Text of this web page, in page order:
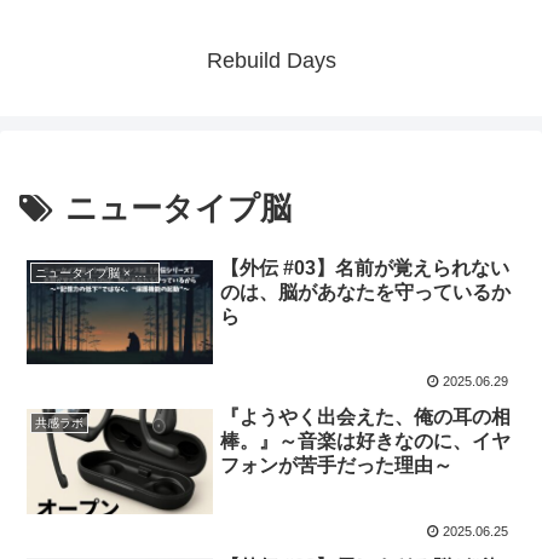
Rebuild Days
ニュータイプ脳
ニュータイプ脳 × クロスドミナンス 外伝
【外伝 #03】名前が覚えられない
のは、脳があなたを守っているか
ら
2025.06.29
共感ラボ
『ようやく出会えた、俺の耳の相
棒。』～音楽は好きなのに、イヤ
フォンが苦手だった理由～
2025.06.25